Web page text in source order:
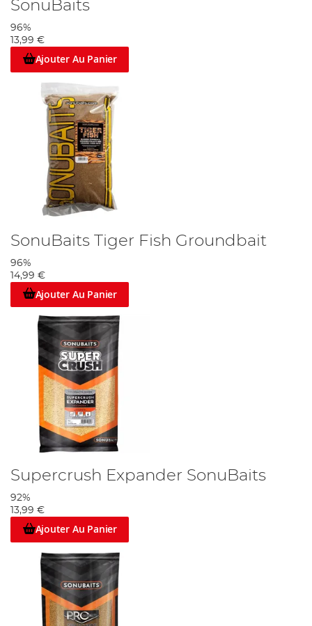
SonuBaits
96%
13,99 €
Ajouter Au Panier
SonuBaits Tiger Fish Groundbait
96%
14,99 €
Ajouter Au Panier
Supercrush Expander SonuBaits
92%
13,99 €
Ajouter Au Panier